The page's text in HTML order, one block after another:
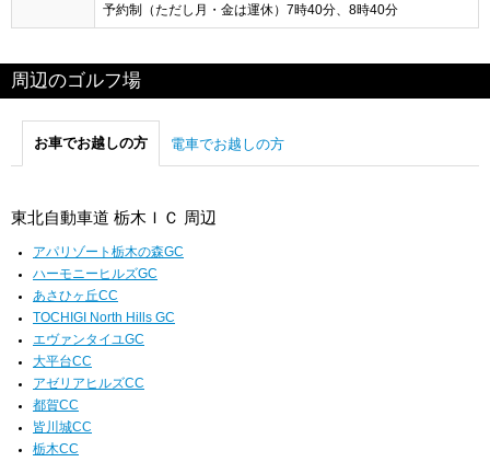
予約制（ただし月・金は運休）7時40分、8時40分
周辺のゴルフ場
お車でお越しの方 電車でお越しの方
東北自動車道 栃木ＩＣ 周辺
アパリゾート栃木の森GC
ハーモニーヒルズGC
あさひヶ丘CC
TOCHIGI North Hills GC
エヴァンタイユGC
大平台CC
アゼリアヒルズCC
都賀CC
皆川城CC
栃木CC